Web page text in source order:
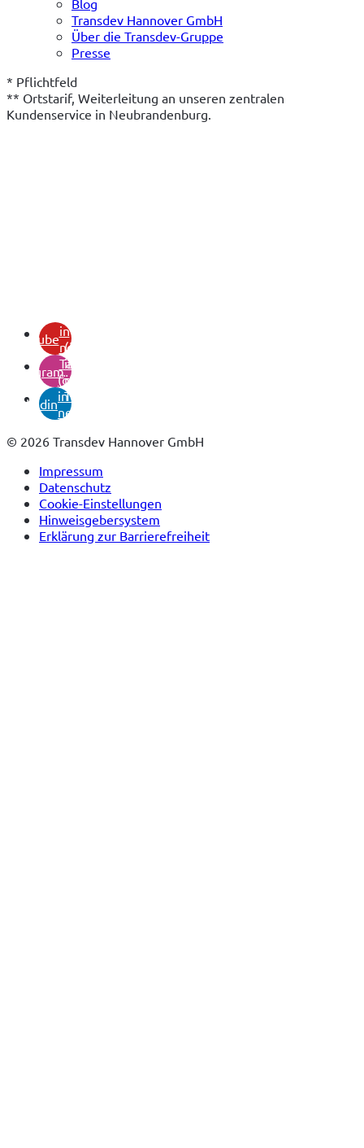
Blog
Transdev Hannover GmbH
Über die Transdev-Gruppe
Presse
* Pflichtfeld
** Ortstarif, Weiterleitung an unseren zentralen
Kundenservice in Neubrandenburg.
youtubein
neuem
Tab)
instagram
(öffnet
in
neuem
Tab)
linkedin
(öffnet
in
neuem
© 2026 Transdev Hannover GmbH
Impressum
Datenschutz
Cookie-Einstellungen
Hinweisgebersystem
Erklärung zur Barrierefreiheit